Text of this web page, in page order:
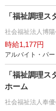
「福祉調理
社会福祉法人博
時給1,177円
アルバイト・パ
「福祉調理
ホーム
社会福祉法人奉